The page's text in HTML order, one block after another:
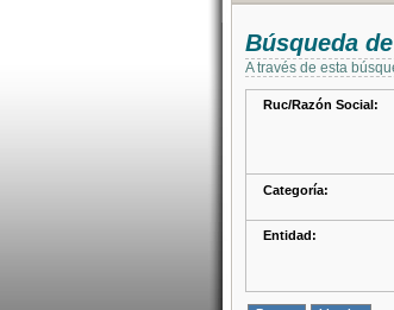
Búsqueda
A través de esta
Ruc/Razón Social:
Categoría:
Entidad: